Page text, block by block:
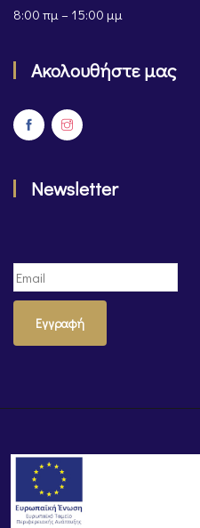
8:00 πμ – 15:00 μμ
Ακολουθήστε μας
Newsletter
Εγγραφή